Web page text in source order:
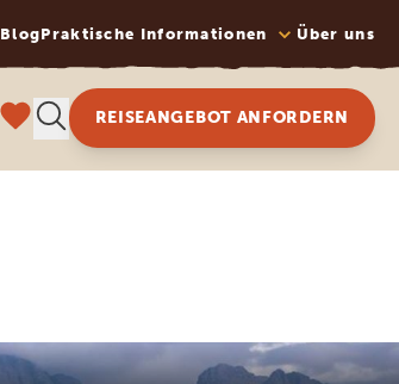
BlogPraktische Informationen Über uns
REISEANGEBOT ANFORDERN